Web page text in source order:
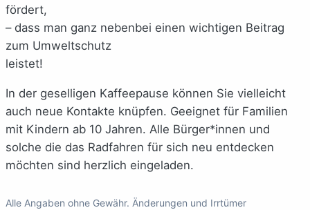
fördert,
– dass man ganz nebenbei einen wichtigen Beitrag
zum Umweltschutz
leistet!
In der geselligen Kaffeepause können Sie vielleicht
auch neue Kontakte knüpfen. Geeignet für Familien
mit Kindern ab 10 Jahren. Alle Bürger*innen und
solche die das Radfahren für sich neu entdecken
möchten sind herzlich eingeladen.
Alle Angaben ohne Gewähr. Änderungen und Irrtümer